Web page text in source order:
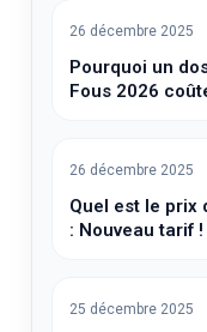
26 décembre 2025
Pourquoi un
Fous 2026
26 décembre 2025
Quel est le prix
: Nouveau tarif !
25 décembre 2025